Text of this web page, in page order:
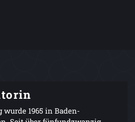
1965 in Baden-